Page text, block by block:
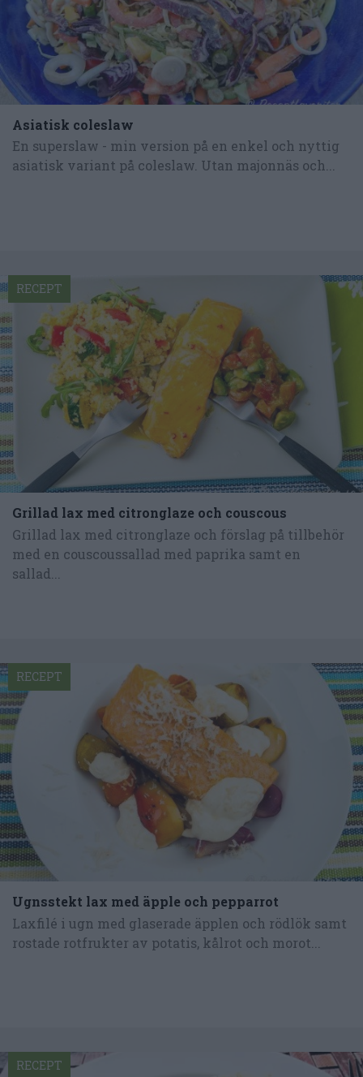
Asiatisk coleslaw
En superslaw - min version på en enkel och nyttig
asiatisk variant på coleslaw. Utan majonnäs och...
Grillad lax med citronglaze och couscous
Grillad lax med citronglaze och förslag på tillbehör
med en couscoussallad med paprika samt en
sallad...
RECEPT
Ugnsstekt lax med äpple och pepparrot
Laxfilé i ugn med glaserade äpplen och rödlök samt
rostade rotfrukter av potatis, kålrot och morot...
RECEPT
RECEPT